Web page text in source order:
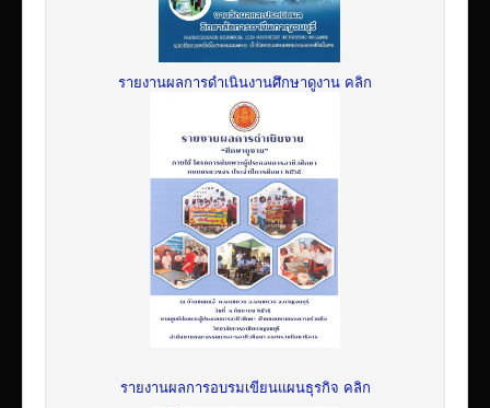
รายงานผลการดำเนินงานศึกษาดูงาน คลิก
รายงานผลการอบรมเขียนแผนธุรกิจ คลิก